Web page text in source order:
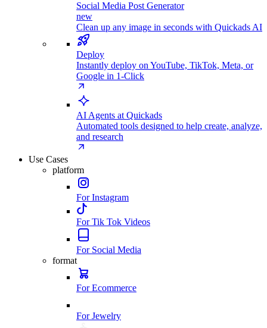
Social Media Post Generator
new
Clean up any image in seconds with Quickads AI
Deploy
Instantly deploy on YouTube, TikTok, Meta, or
Google in 1-Click
AI Agents at Quickads
Automated tools designed to help create, analyze,
and research
Use Cases
platform
For Instagram
For Tik Tok Videos
For Social Media
format
For Ecommerce
For Jewelry